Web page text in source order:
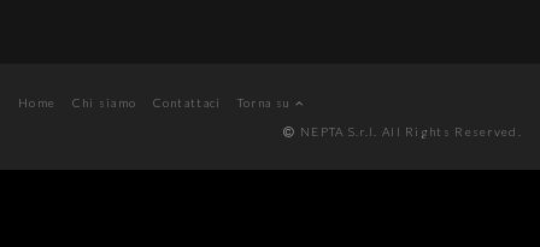
Home Chi siamo Contattaci
Torna su
NEPTA S.r.l. All Rights Reserved.